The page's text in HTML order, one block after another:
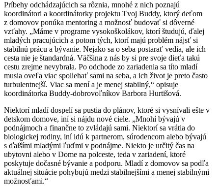
Príbehy odchádzajúcich sa rôznia, mnohé z nich poznajú
koordinátori a koordinátorky projektu Tvoj Buddy, ktorý deťom
z domovov ponúka mentoring a možnosť budovať si dôverné
vzťahy. „Máme v programe vysokoškolákov, ktorí študujú, ďalej
mladých pracujúcich a potom tých, ktorí majú problém nájsť si
stabilnú prácu a bývanie. Nejako sa o seba postarať vedia, ale ich
cesta nie je štandardná. Väčšina z nás by si pre svoje dieťa takú
cestu zrejme nevybrala. Po odchode zo zariadenia sa títo mladí
musia oveľa viac spoliehať sami na seba, a ich život je preto často
turbulentnejší. Viac sa mení a je menej stabilný,“ opisuje
koordinátorka Buddy-dobrovoľníkov Barbora Hurtišová.
Niektorí mladí dospelí sa pustia do plánov, ktoré si vysnívali ešte v
detskom domove, iní si nájdu nové ciele. „Mnohí bývajú v
podnájmoch a finančne to zvládajú sami. Niektorí sa vrátia do
biologickej rodiny, iní idú k partnerom, súrodencom alebo bývajú
s ďalšími mladými ľuďmi v podnájme. Niekto je určitý čas na
ubytovni alebo v Dome na polceste, teda v zariadení, ktoré
poskytuje dočasné bývanie a podporu. Mladí z domovov sa podľa
aktuálnej situácie pohybujú medzi stabilnejšími a menej stabilnými
možnosťami.“